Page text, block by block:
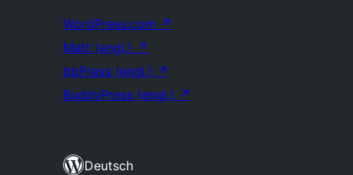
WordPress.com ↗
Matt (engl.) ↗
bbPress (engl.) ↗
BuddyPress (engl.) ↗
Deutsch